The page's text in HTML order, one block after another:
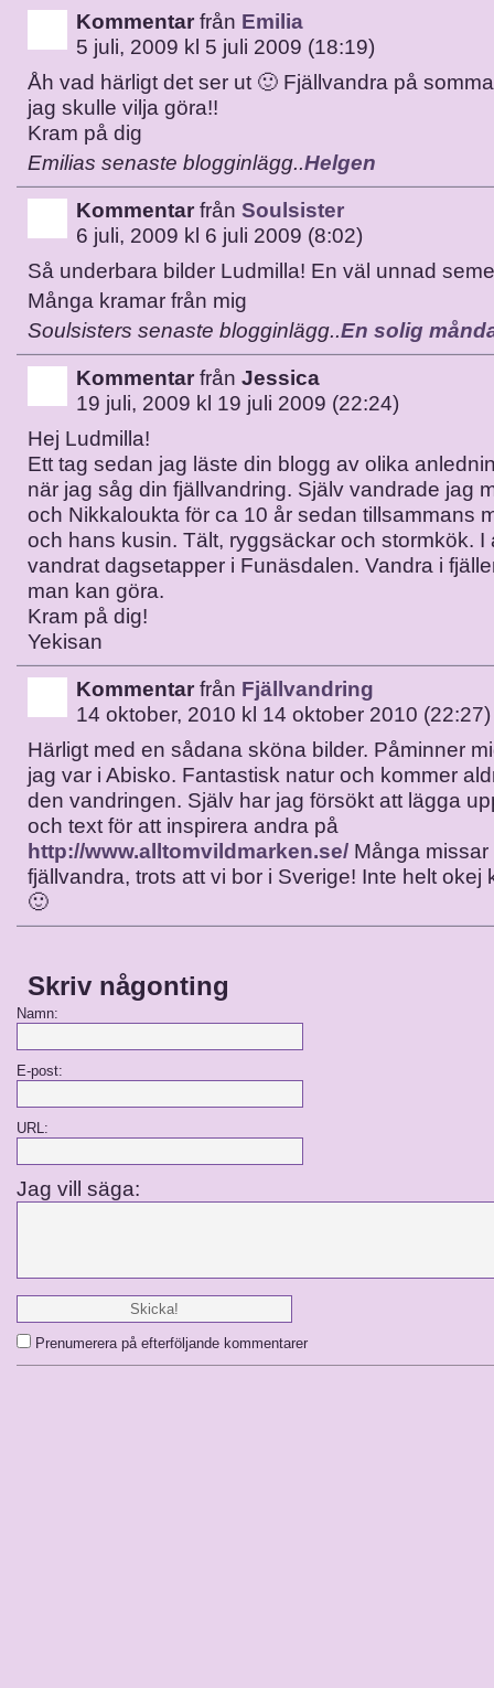
Kommentar från Emilia
5 juli, 2009 kl 5 juli 2009 (18:19)
Åh vad härligt det ser ut 🙂 Fjällvandra på
jag skulle vilja göra!!
Kram på dig
Emilias senaste blogginlägg..Helgen
Kommentar från Soulsister
6 juli, 2009 kl 6 juli 2009 (8:02)
Så underbara bilder Ludmilla! En väl unnad
Många kramar från mig
Soulsisters senaste blogginlägg..En solig
Kommentar från Jessica
19 juli, 2009 kl 19 juli 2009 (22:24)
Hej Ludmilla!
Ett tag sedan jag läste din blogg av olika
när jag såg din fjällvandring. Själv vandrade jag
och Nikkaloukta för ca 10 år sedan tillsammans
och hans kusin. Tält, ryggsäckar och stormkök. I
vandrat dagsetapper i Funäsdalen. Vandra i
man kan göra.
Kram på dig!
Yekisan
Kommentar från Fjällvandring
14 oktober, 2010 kl 14 oktober 2010 (22:27)
Härligt med en sådana sköna bilder. Påminner
jag var i Abisko. Fantastisk natur och kommer
den vandringen. Själv har jag försökt att lägga
och text för att inspirera andra på
http://www.alltomvildmarken.se/ Många
fjällvandra, trots att vi bor i Sverige! Inte helt okej
🙂
Skriv någonting
Namn:
E-post:
URL:
Jag vill säga:
Prenumerera på efterföljande kommentarer